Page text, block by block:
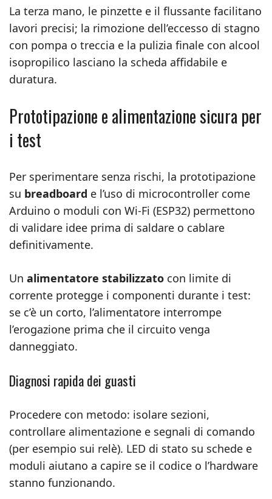
La terza mano, le pinzette e il flussante facilitano
lavori precisi; la rimozione dell’eccesso di stagno
con pompa o treccia e la pulizia finale con alcool
isopropilico lasciano la scheda affidabile e
duratura.
Prototipazione e alimentazione sicura per
i test
Per sperimentare senza rischi, la prototipazione
su breadboard e l’uso di microcontroller come
Arduino o moduli con Wi‑Fi (ESP32) permettono
di validare idee prima di saldare o cablare
definitivamente.
Un alimentatore stabilizzato con limite di
corrente protegge i componenti durante i test:
se c’è un corto, l’alimentatore interrompe
l’erogazione prima che il circuito venga
danneggiato.
Diagnosi rapida dei guasti
Procedere con metodo: isolare sezioni,
controllare alimentazione e segnali di comando
(per esempio sui relè). LED di stato su schede e
moduli aiutano a capire se il codice o l’hardware
stanno funzionando.